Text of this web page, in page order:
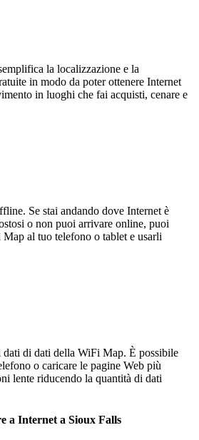
la localizzazione e la
in modo da poter ottenere Internet
in luoghi che fai acquisti, cenare e
Se stai andando dove Internet è
o non puoi arrivare online, puoi
al tuo telefono o tablet e usarli
di dati della WiFi Map. È possibile
o caricare le pagine Web più
lente riducendo la quantità di dati
a Internet a Sioux Falls